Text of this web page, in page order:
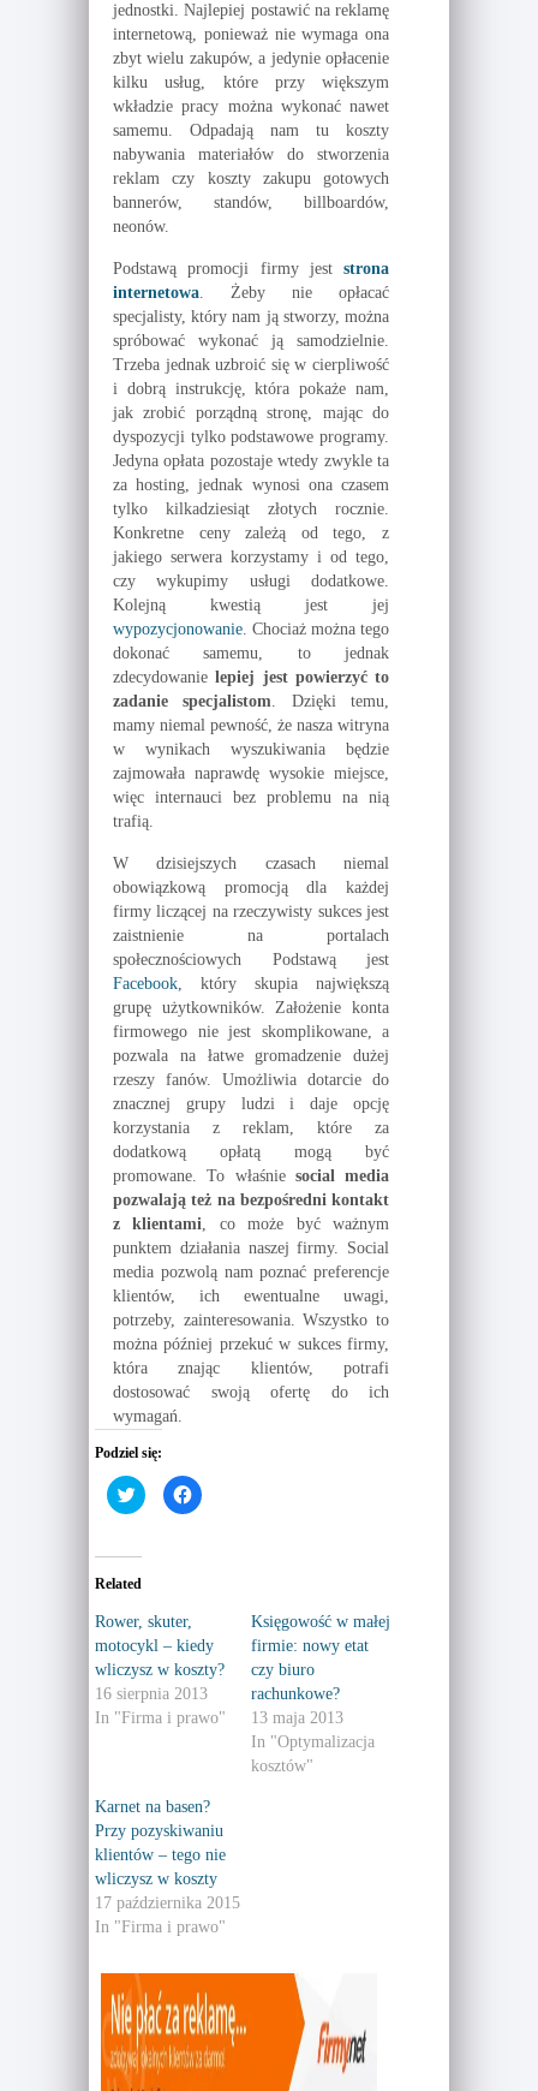
jednostki. Najlepiej postawić na reklamę
internetową, ponieważ nie wymaga ona
zbyt wielu zakupów, a jedynie opłacenie
kilku usług, które przy większym
wkładzie pracy można wykonać nawet
samemu. Odpadają nam tu koszty
nabywania materiałów do stworzenia
reklam czy koszty zakupu gotowych
bannerów, standów, billboardów,
neonów.
Podstawą promocji firmy jest strona
internetowa. Żeby nie opłacać
specjalisty, który nam ją stworzy, można
spróbować wykonać ją samodzielnie.
Trzeba jednak uzbroić się w cierpliwość
i dobrą instrukcję, która pokaże nam,
jak zrobić porządną stronę, mając do
dyspozycji tylko podstawowe programy.
Jedyna opłata pozostaje wtedy zwykle ta
za hosting, jednak wynosi ona czasem
tylko kilkadziesiąt złotych rocznie.
Konkretne ceny zależą od tego, z
jakiego serwera korzystamy i od tego,
czy wykupimy usługi dodatkowe.
Kolejną kwestią jest jej
wypozycjonowanie. Chociaż można tego
dokonać samemu, to jednak
zdecydowanielepiej jest powierzyć to
zadanie specjalistom. Dzięki temu,
mamy niemal pewność, że nasza witryna
w wynikach wyszukiwania będzie
zajmowała naprawdę wysokie miejsce,
więc internauci bez problemu na nią
trafią.
W dzisiejszych czasach niemal
obowiązkową promocją dla każdej
firmy liczącej na rzeczywisty sukces jest
zaistnienie na portalach
społecznościowych Podstawą jest
Facebook, który skupia największą
grupę użytkowników. Założenie konta
firmowego nie jest skomplikowane, a
pozwala na łatwe gromadzenie dużej
rzeszy fanów. Umożliwia dotarcie do
znacznej grupy ludzi i daje opcję
korzystania z reklam, które za
dodatkową opłatą mogą być
promowane. To właśnie social media
pozwalają też na bezpośredni kontakt
z klientami, co może być ważnym
punktem działania naszej firmy. Social
media pozwolą nam poznać preferencje
klientów, ich ewentualne uwagi,
potrzeby, zainteresowania. Wszystko to
można później przekuć w sukces firmy,
która znając klientów, potrafi
dostosować swoją ofertę do ich
wymagań.
Podziel się:
C
l
t
o
s
a
r
e
o
n
T
w
i
O
e
n
s
i
n
n
e
w
n
d
o
w
)
C
l
e
o
n
F
c
(
p
e
n
s
n
n
e
n
d
o
w
)
Related
Rower, skuter,
motocykl – kiedy
wliczysz w koszty?
16 sierpnia 2013
In "Firma i prawo"
Księgowość w małej
firmie: nowy etat
czy biuro
rachunkowe?
13 maja 2013
In "Optymalizacja
kosztów"
Karnet na basen?
Przy pozyskiwaniu
klientów – tego nie
wliczysz w koszty
17 października 2015
In "Firma i prawo"